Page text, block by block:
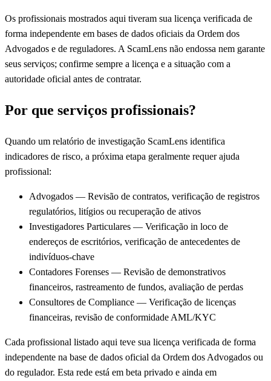
Os profissionais mostrados aqui tiveram sua licença verificada de
forma independente em bases de dados oficiais da Ordem dos
Advogados e de reguladores. A ScamLens não endossa nem garante
seus serviços; confirme sempre a licença e a situação com a
autoridade oficial antes de contratar.
Por que serviços profissionais?
Quando um relatório de investigação ScamLens identifica
indicadores de risco, a próxima etapa geralmente requer ajuda
profissional:
Advogados — Revisão de contratos, verificação de registros
regulatórios, litígios ou recuperação de ativos
Investigadores Particulares — Verificação in loco de
endereços de escritórios, verificação de antecedentes de
indivíduos-chave
Contadores Forenses — Revisão de demonstrativos
financeiros, rastreamento de fundos, avaliação de perdas
Consultores de Compliance — Verificação de licenças
financeiras, revisão de conformidade AML/KYC
Cada profissional listado aqui teve sua licença verificada de forma
independente na base de dados oficial da Ordem dos Advogados ou
do regulador. Esta rede está em beta privado e ainda em